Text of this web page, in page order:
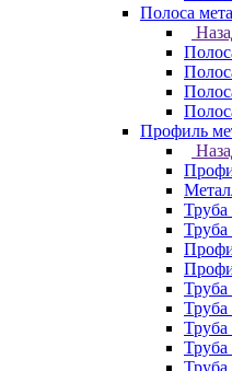
Полоса
Профиль
Труба
Труба
Труба
Труба
Труба
Труба